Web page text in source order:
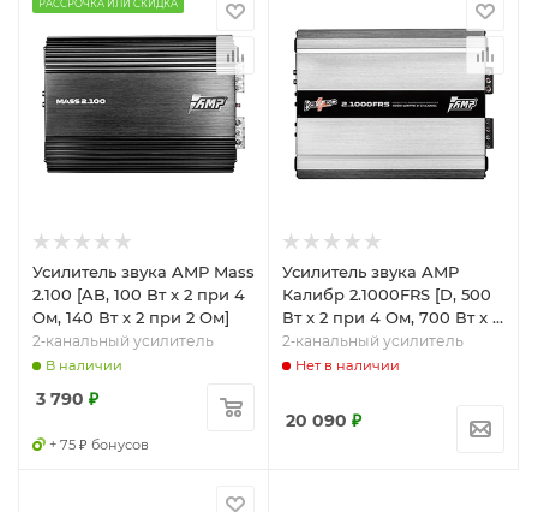
РАССРОЧКА ИЛИ СКИДКА
Усилитель звука AMP Mass
2.100 [AB, 100 Вт x 2 при 4
Ом, 140 Вт x 2 при 2 Ом]
2‑канальный усилитель
В наличии
3 790 ₽
+ 75 ₽ бонусов
Усилитель звука AMP
Калибр 2.1000FRS [D, 500
Вт x 2 при 4 Ом, 700 Вт x 2
при 2 Ом]
2‑канальный усилитель
Нет в наличии
20 090 ₽